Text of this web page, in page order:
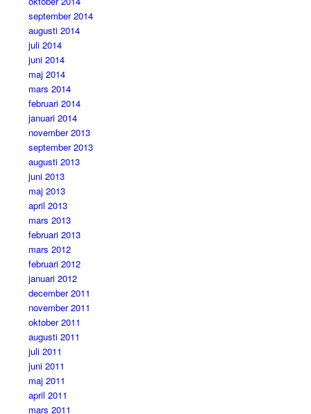
september 2014
augusti 2014
juli 2014
juni 2014
maj 2014
mars 2014
februari 2014
januari 2014
november 2013
september 2013
augusti 2013
juni 2013
maj 2013
april 2013
mars 2013
februari 2013
mars 2012
februari 2012
januari 2012
december 2011
november 2011
oktober 2011
augusti 2011
juli 2011
juni 2011
maj 2011
april 2011
mars 2011